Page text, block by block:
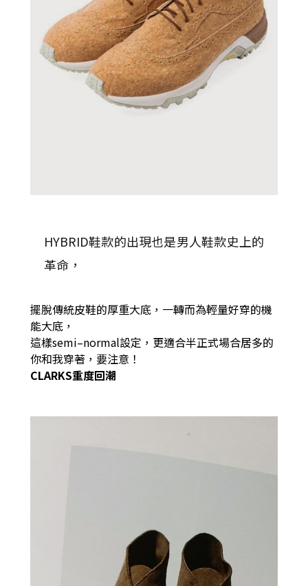
HYBRID鞋款的出現也是男人鞋款史上的
革命，
擺脫傳統皮鞋的厚重大底，一轉而為輕量好穿的機
能大底，
這樣semi–normal設定，更適合半正式場合居多的
你和我穿著，要注意！
CLARKS重度回潮